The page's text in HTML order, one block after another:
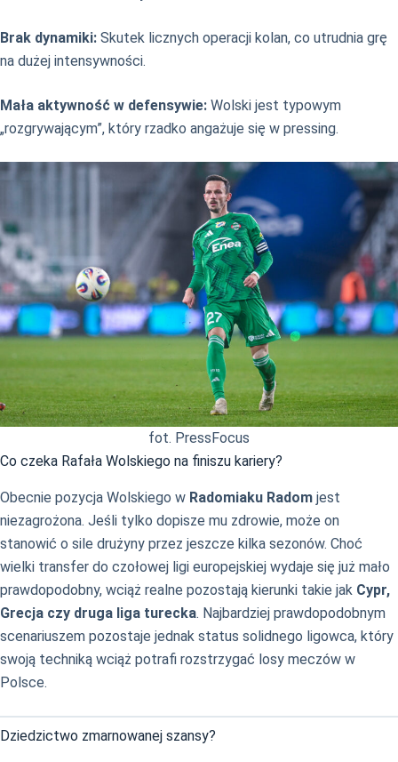
Brak dynamiki: Skutek licznych operacji kolan, co utrudnia grę
na dużej intensywności.
Mała aktywność w defensywie: Wolski jest typowym
„rozgrywającym”, który rzadko angażuje się w pressing.
fot. PressFocus
Co czeka Rafała Wolskiego na finiszu kariery?
Obecnie pozycja Wolskiego w Radomiaku Radom jest
niezagrożona. Jeśli tylko dopisze mu zdrowie, może on
stanowić o sile drużyny przez jeszcze kilka sezonów. Choć
wielki transfer do czołowej ligi europejskiej wydaje się już mało
prawdopodobny, wciąż realne pozostają kierunki takie jak Cypr,
Grecja czy druga liga turecka. Najbardziej prawdopodobnym
scenariuszem pozostaje jednak status solidnego ligowca, który
swoją techniką wciąż potrafi rozstrzygać losy meczów w
Polsce.
Dziedzictwo zmarnowanej szansy?